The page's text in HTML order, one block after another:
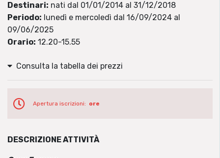
Destinari: nati dal 01/01/2014 al 31/12/2018
Periodo: lunedì e mercoledì dal 16/09/2024 al
09/06/2025
Orario: 12.20-15.55
Consulta la tabella dei prezzi
Apertura iscrizioni: ore
DESCRIZIONE ATTIVITÀ